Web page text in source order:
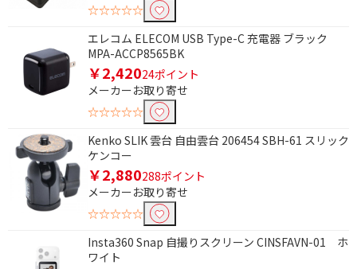
☆☆☆☆☆
エレコム ELECOM USB Type-C 充電器 ブラック
MPA-ACCP8565BK
￥2,42024ポイント
メーカーお取り寄せ
☆☆☆☆☆
Kenko SLIK 雲台 自由雲台 206454 SBH-61 スリック
ケンコー
￥2,880288ポイント
メーカーお取り寄せ
☆☆☆☆☆
Insta360 Snap 自撮りスクリーン CINSFAVN-01 ホ
ワイト